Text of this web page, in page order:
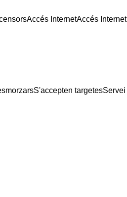
Accés InternetAccés Internet
S'accepten targetes